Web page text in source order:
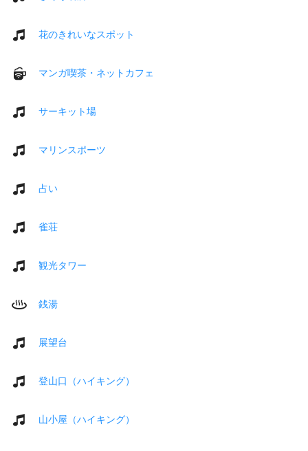
花のきれいなスポット
マンガ喫茶・ネットカフェ
サーキット場
マリンスポーツ
占い
雀荘
観光タワー
銭湯
展望台
登山口（ハイキング）
山小屋（ハイキング）